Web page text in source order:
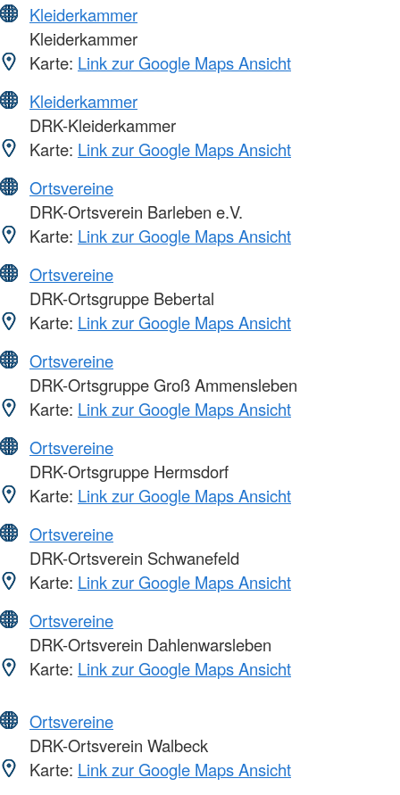
Kleiderkammer
Kleiderkammer
Karte: Link zur Google Maps Ansicht
Kleiderkammer
DRK-Kleiderkammer
Karte: Link zur Google Maps Ansicht
Ortsvereine
DRK-Ortsverein Barleben e.V.
Karte: Link zur Google Maps Ansicht
Ortsvereine
DRK-Ortsgruppe Bebertal
Karte: Link zur Google Maps Ansicht
Ortsvereine
DRK-Ortsgruppe Groß Ammensleben
Karte: Link zur Google Maps Ansicht
Ortsvereine
DRK-Ortsgruppe Hermsdorf
Karte: Link zur Google Maps Ansicht
Ortsvereine
DRK-Ortsverein Schwanefeld
Karte: Link zur Google Maps Ansicht
Ortsvereine
DRK-Ortsverein Dahlenwarsleben
Karte: Link zur Google Maps Ansicht
Ortsvereine
DRK-Ortsverein Walbeck
Karte: Link zur Google Maps Ansicht